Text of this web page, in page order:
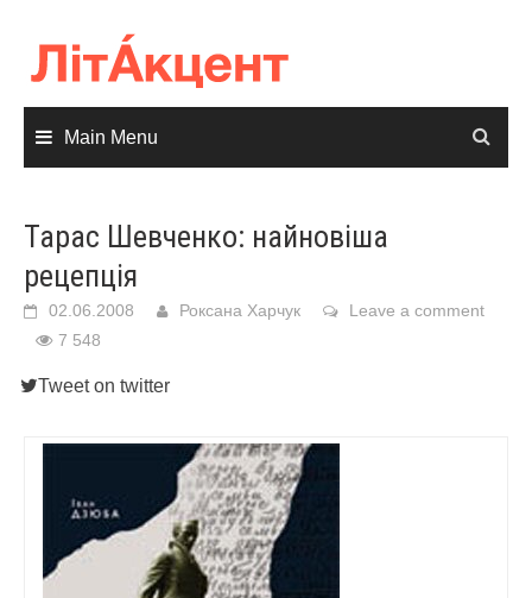
content
Main Menu
Тарас Шевченко: найновіша
рецепція
02.06.2008 Роксана Харчук
Leave a comment
7 548
Tweet on twitter